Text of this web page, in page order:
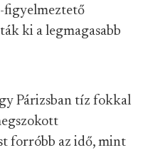
figyelmeztető
ki a legmagasabb
Párizsban tíz fokkal
forróbb az idő, mint